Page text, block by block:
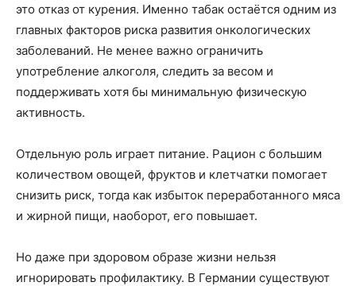
это отказ от курения. Именно табак остаётся одним из
главных факторов риска развития онкологических
заболеваний. Не менее важно ограничить
употребление алкоголя, следить за весом и
поддерживать хотя бы минимальную физическую
активность.
Отдельную роль играет питание. Рацион с большим
количеством овощей, фруктов и клетчатки помогает
снизить риск, тогда как избыток переработанного мяса
и жирной пищи, наоборот, его повышает.
Но даже при здоровом образе жизни нельзя
игнорировать профилактику. В Германии существуют